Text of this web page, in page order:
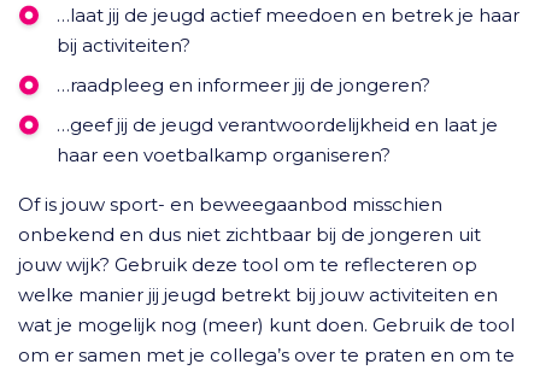
…laat jij de jeugd actief meedoen en betrek je haar
bij activiteiten?
…raadpleeg en informeer jij de jongeren?
…geef jij de jeugd verantwoordelijkheid en laat je
haar een voetbalkamp organiseren?
Of is jouw sport- en beweegaanbod misschien
onbekend en dus niet zichtbaar bij de jongeren uit
jouw wijk? Gebruik deze tool om te reflecteren op
welke manier jij jeugd betrekt bij jouw activiteiten en
wat je mogelijk nog (meer) kunt doen. Gebruik de tool
om er samen met je collega’s over te praten en om te